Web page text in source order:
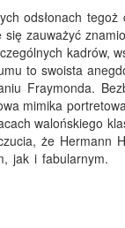
odsłonach
się zauważyć
kadrów,
to swoista
Fraymonda.
mimika
walońskiego
że Hermann